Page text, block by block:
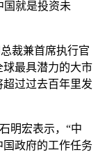
国就是投资未
裁兼首席执行官
最具潜力的大市
过过去百年里发
明宏表示，“中
国政府的工作任务